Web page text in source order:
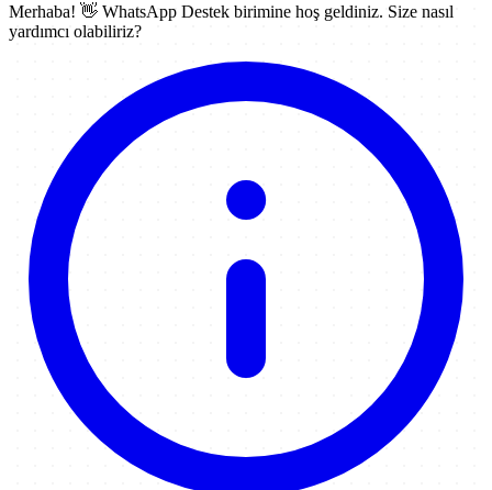
Merhaba! 👋 WhatsApp Destek birimine hoş geldiniz. Size nasıl
yardımcı olabiliriz?